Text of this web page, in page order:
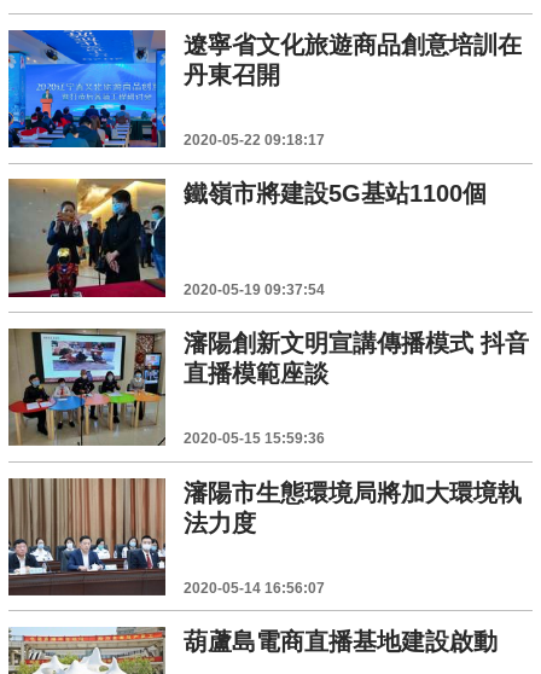
遼寧省文化旅遊商品創意培訓在
丹東召開
2020-05-22 09:18:17
鐵嶺市將建設5G基站1100個
2020-05-19 09:37:54
瀋陽創新文明宣講傳播模式 抖音
直播模範座談
2020-05-15 15:59:36
瀋陽市生態環境局將加大環境執
法力度
2020-05-14 16:56:07
葫蘆島電商直播基地建設啟動